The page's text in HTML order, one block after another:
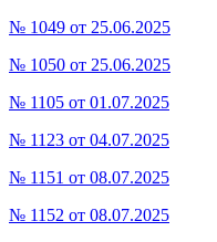
№ 1049 от 25.06.2025
№ 1050 от 25.06.2025
№ 1105 от 01.07.2025
№ 1123 от 04.07.2025
№ 1151 от 08.07.2025
№ 1152 от 08.07.2025